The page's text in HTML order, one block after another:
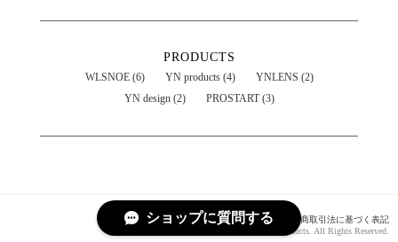
PRODUCTS
WLSNOE (6) YN products (4)
YNLENS (2)
YN design (2)
PROSTART (3)
プライバシーポリシー
特定商取引法に基づく表記
Copyright © YN products. All Rights Reserved.
ショップに質問する